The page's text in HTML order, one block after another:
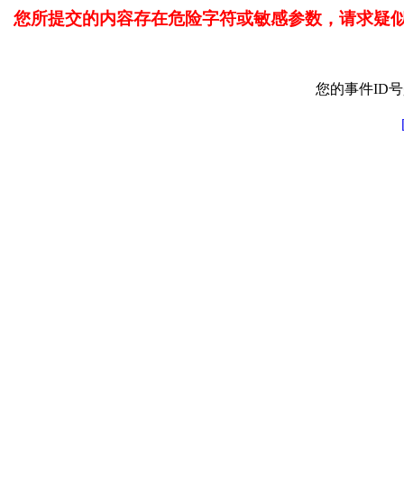
您所提交的内容存在危险字符或敏感参数，请求疑
您的事件ID号